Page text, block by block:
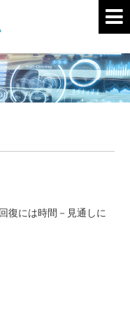
復には時間－見通しに